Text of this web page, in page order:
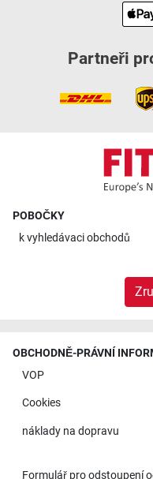
Partneři
POBOČKY
kvyhledávaci obchodů
OBCHODNĚ-PRÁVNÍ
VOP
Cookies
náklady na dopravu
Formulář pro odstoupení